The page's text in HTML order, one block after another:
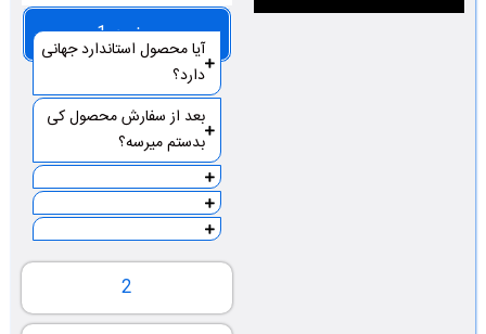
صفحه 1
2
آیا محصول استاندارد جهانی
دارد؟
بعد از سفارش محصول کی
بدستم میرسه؟